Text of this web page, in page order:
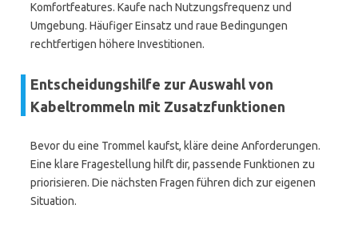
Komfortfeatures. Kaufe nach Nutzungsfrequenz und
Umgebung. Häufiger Einsatz und raue Bedingungen
rechtfertigen höhere Investitionen.
Entscheidungshilfe zur Auswahl von
Kabeltrommeln mit Zusatzfunktionen
Bevor du eine Trommel kaufst, kläre deine Anforderungen.
Eine klare Fragestellung hilft dir, passende Funktionen zu
priorisieren. Die nächsten Fragen führen dich zur eigenen
Situation.